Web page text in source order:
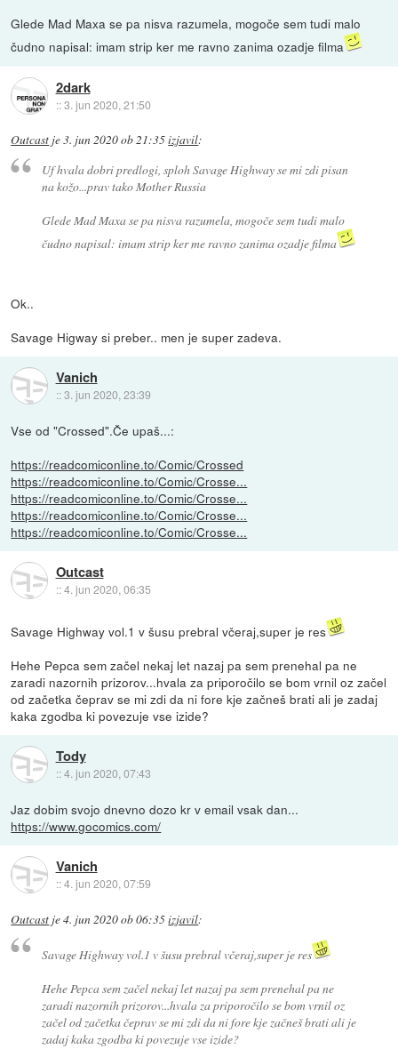
Glede Mad Maxa se pa nisva razumela, mogoče sem tudi malo
čudno napisal: imam strip ker me ravno zanima ozadje filma
2dark
::3. jun 2020, 21:50
Outcast je3. jun 2020 ob 21:35izjavil:
Uf hvala dobri predlogi, sploh Savage Highway se mi zdi pisan
na kožo...prav tako Mother Russia
Glede Mad Maxa se pa nisva razumela, mogoče sem tudi malo
čudno napisal: imam strip ker me ravno zanima ozadje filma
Ok..
Savage Higway si preber.. men je super zadeva.
Vanich
::3. jun 2020, 23:39
Vse od "Crossed".Če upaš...:
https://readcomiconline.to/Comic/Crossed
https://readcomiconline.to/Comic/Crosse...
https://readcomiconline.to/Comic/Crosse...
https://readcomiconline.to/Comic/Crosse...
https://readcomiconline.to/Comic/Crosse...
Outcast
::4. jun 2020, 06:35
Savage Highway vol.1 v šusu prebral včeraj,super je res
Hehe Pepca sem začel nekaj let nazaj pa sem prenehal pa ne
zaradi nazornih prizorov...hvala za priporočilo se bom vrnil oz začel
od začetka čeprav se mi zdi da ni fore kje začneš brati ali je zadaj
kaka zgodba ki povezuje vse izide?
Tody
::4. jun 2020, 07:43
Jaz dobim svojo dnevno dozo kr v email vsak dan...
https://www.gocomics.com/
Vanich
::4. jun 2020, 07:59
Outcast je4. jun 2020 ob 06:35izjavil:
Savage Highway vol.1 v šusu prebral včeraj,super je res
Hehe Pepca sem začel nekaj let nazaj pa sem prenehal pa ne
zaradi nazornih prizorov...hvala za priporočilo se bom vrnil oz
začel od začetka čeprav se mi zdi da ni fore kje začneš brati ali je
zadaj kaka zgodba ki povezuje vse izide?